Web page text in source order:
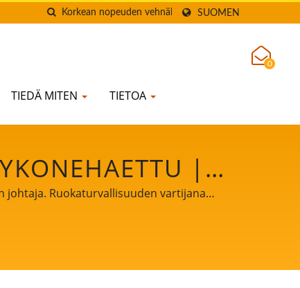
SUOMEN
TIEDÄ MITEN TIETOA
0
|
LIOTUS-
VALMISTAJA |
LTD.
johtaja. Ruokaturvallisuuden vartijana
Antakaa meidän olla tärkeä ja